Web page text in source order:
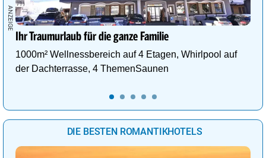
Ihr Traumurlaub für die ganze Familie
1000m² Wellnessbereich auf 4 Etagen, Whirlpool auf
der Dachterrasse, 4 ThemenSaunen
DIE BESTEN ROMANTIKHOTELS